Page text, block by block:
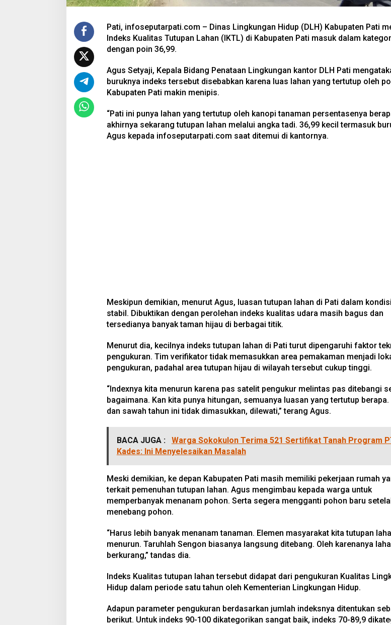
Pati, infoseputarpati.com – Dinas Lingkungan Hidup (DLH) Kabupaten Pati
Indeks Kualitas Tutupan Lahan (IKTL) di Kabupaten Pati masuk dalam
dengan poin 36,99.
Agus Setyaji, Kepala Bidang Penataan Lingkungan kantor DLH Pati
buruknya indeks tersebut disebabkan karena luas lahan yang tertutup oleh
Kabupaten Pati makin menipis.
“Pati ini punya lahan yang tertutup oleh kanopi tanaman persentasenya
akhirnya sekarang tutupan lahan melalui angka tadi. 36,99 kecil termasuk
Agus kepada infoseputarpati.com saat ditemui di kantornya.
Meskipun demikian, menurut Agus, luasan tutupan lahan di Pati dalam
stabil. Dibuktikan dengan perolehan indeks kualitas udara masih bagus dan
tersedianya banyak taman hijau di berbagai titik.
Menurut dia, kecilnya indeks tutupan lahan di Pati turut dipengaruhi faktor
pengukuran. Tim verifikator tidak memasukkan area pemakaman menjadi
pengukuran, padahal area tutupan hijau di wilayah tersebut cukup tinggi.
“Indexnya kita menurun karena pas satelit pengukur melintas pas ditebangi
bagaimana. Kan kita punya hitungan, semuanya luasan yang tertutup berapa.
dan sawah tahun ini tidak dimasukkan, dilewati,” terang Agus.
BACA JUGA :
Warga Sokokulon Terima 521 Sertifikat Tanah Program
Kades: Ini Menyelesaikan Masalah
Meski demikian, ke depan Kabupaten Pati masih memiliki pekerjaan rumah
terkait pemenuhan tutupan lahan. Agus mengimbau kepada warga untuk
memperbanyak menanam pohon. Serta segera mengganti pohon baru
menebang pohon.
“Harus lebih banyak menanam tanaman. Elemen masyarakat kita tutupan
menurun. Taruhlah Sengon biasanya langsung ditebang. Oleh karenanya
berkurang,” tandas dia.
Indeks Kualitas tutupan lahan tersebut didapat dari pengukuran Kualitas
Hidup dalam periode satu tahun oleh Kementerian Lingkungan Hidup.
Adapun parameter pengukuran berdasarkan jumlah indeksnya ditentukan
berikut. Untuk indeks 90-100 dikategorikan sangat baik, indeks 70-89,9